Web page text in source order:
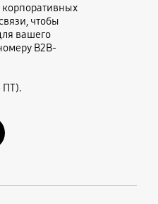
чтобы
вашего
B2B-
ПТ).